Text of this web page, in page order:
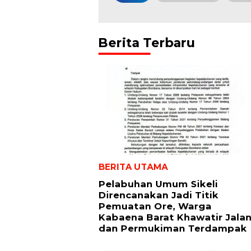
Berita Terbaru
BERITA UTAMA
Pelabuhan Umum Sikeli
Direncanakan Jadi Titik
Pemuatan Ore, Warga
Kabaena Barat Khawatir Jalan
dan Permukiman Terdampak